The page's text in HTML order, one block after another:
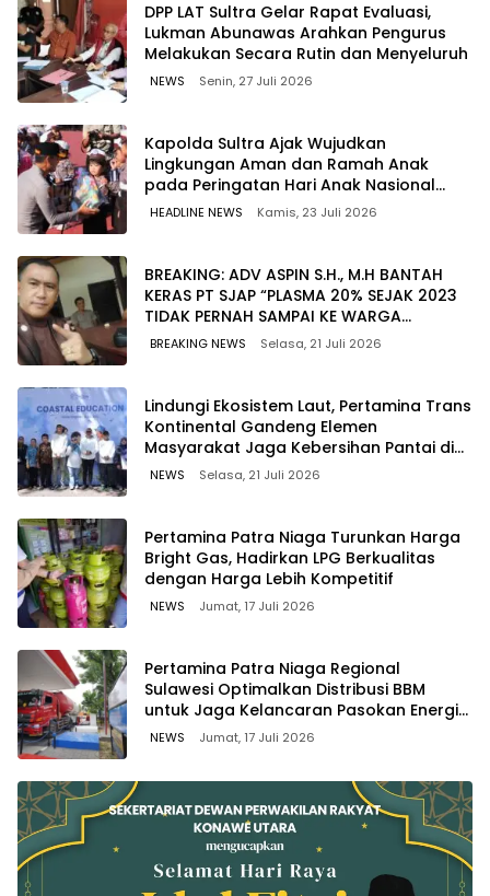
‎DPP LAT Sultra Gelar Rapat Evaluasi,
Lukman Abunawas Arahkan Pengurus
Melakukan Secara Rutin dan Menyeluruh
NEWS Senin, 27 Juli 2026
Kapolda Sultra Ajak Wujudkan
Lingkungan Aman dan Ramah Anak
pada Peringatan Hari Anak Nasional
2026
HEADLINE NEWS Kamis, 23 Juli 2026
BREAKING: ADV ASPIN S.H., M.H BANTAH
KERAS PT SJAP “PLASMA 20% SEJAK 2023
TIDAK PERNAH SAMPAI KE WARGA
WAWOONE!
BREAKING NEWS Selasa, 21 Juli 2026
Lindungi Ekosistem Laut, Pertamina Trans
Kontinental Gandeng Elemen
Masyarakat Jaga Kebersihan Pantai di
Bitung, Sulawesi
NEWS Selasa, 21 Juli 2026
Pertamina Patra Niaga Turunkan Harga
Bright Gas, Hadirkan LPG Berkualitas
dengan Harga Lebih Kompetitif
NEWS Jumat, 17 Juli 2026
Pertamina Patra Niaga Regional
Sulawesi Optimalkan Distribusi BBM
untuk Jaga Kelancaran Pasokan Energi
di Seluruh Wilayah Sulawesi
NEWS Jumat, 17 Juli 2026